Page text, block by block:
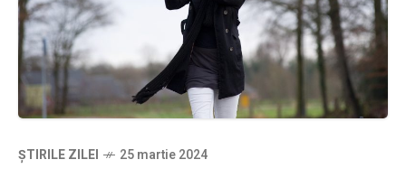
ȘTIRILE ZILEI 25 martie 2024